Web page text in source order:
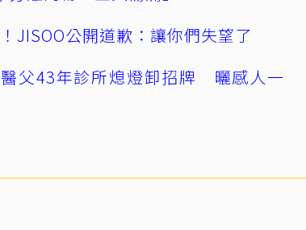
JISOO公開道歉：讓你們失望了
父43年診所熄燈卸招牌 曬感人一